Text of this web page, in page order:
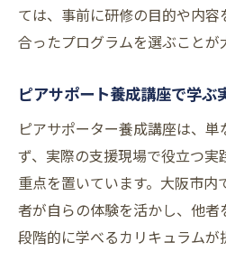
ては、事前に研修の目的や内
合ったプログラムを選ぶことが
ピアサポート養成講座で学ぶ
ピアサポーター養成講座は、
ず、実際の支援現場で役立つ
重点を置いています。大阪市
者が自らの体験を活かし、他
段階的に学べるカリキュラムが